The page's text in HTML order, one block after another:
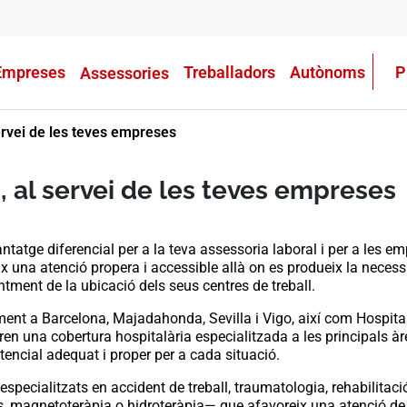
Assessories Treballadors Autònoms
de les teves empreses
al servei de les teves empreses
diferencial per a la teva assessoria laboral i per a les
atenció propera i accessible allà on es produeix la
de la ubicació dels seus centres de treball.
a Barcelona, ​​Majadahonda, Sevilla i Vigo, així com
una cobertura hospitalària especialitzada a les principals
adequat i proper per a cada situació.
en accident de treball, traumatologia,